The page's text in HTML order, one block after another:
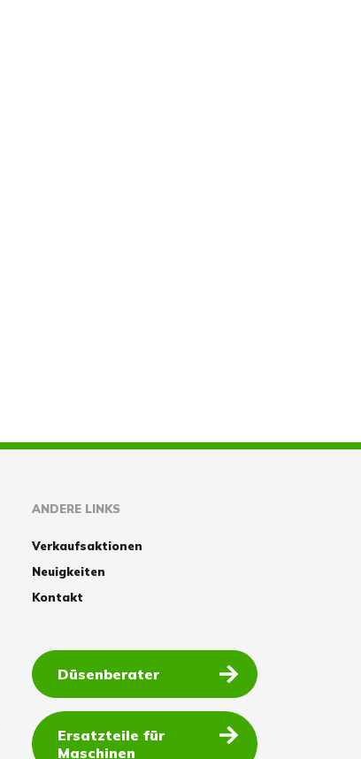
ANDERE LINKS
Verkaufsaktionen
Neuigkeiten
Kontakt
Düsenberater
Ersatzteile für
Maschinen